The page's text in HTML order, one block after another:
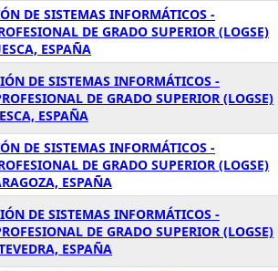
DE SISTEMAS INFORMÁTICOS -
DE GRADO SUPERIOR (LOGSE)
ESPAÑA
DE SISTEMAS INFORMÁTICOS -
DE GRADO SUPERIOR (LOGSE)
ESPAÑA
DE SISTEMAS INFORMÁTICOS -
DE GRADO SUPERIOR (LOGSE)
ESPAÑA
DE SISTEMAS INFORMÁTICOS -
DE GRADO SUPERIOR (LOGSE)
ESPAÑA